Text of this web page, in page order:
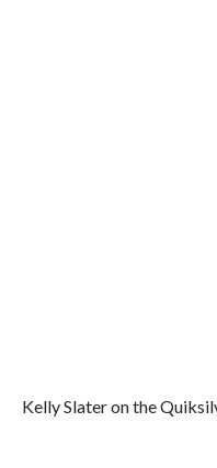
Kelly Slater on the